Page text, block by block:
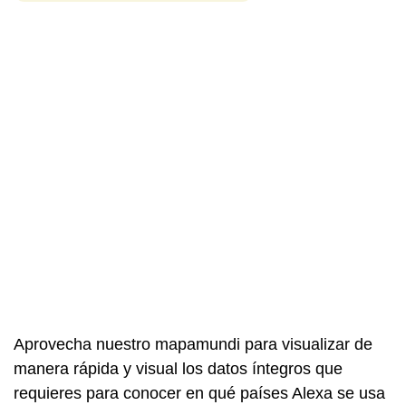
Aprovecha nuestro mapamundi para visualizar de
manera rápida y visual los datos íntegros que
requieres para conocer en qué países Alexa se usa